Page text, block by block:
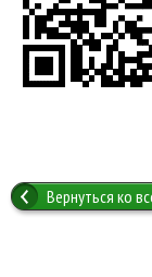
Вернуться ко